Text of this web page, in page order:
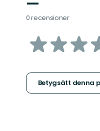
0 recensioner
av
stjärnor
Betygsätt denna